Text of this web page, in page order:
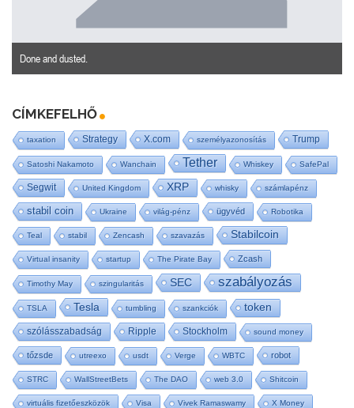
Done and dusted.
CÍMKEFELHŐ
taxation Strategy X.com személyazonosítás Trump
Satoshi Nakamoto Wanchain Tether Whiskey SafePal
Segwit United Kingdom XRP whisky számlapénz
stabil coin Ukraine világ-pénz ügyvéd Robotika
Teal stabil Zencash szavazás Stabilcoin
Virtual insanity startup The Pirate Bay Zcash
Timothy May szingularitás SEC szabályozás
TSLA Tesla tumbling szankciók token
szólásszabadság Ripple Stockholm sound money
tőzsde utreexo usdt Verge WBTC robot
STRC WallStreetBets The DAO web 3.0 Shitcoin
virtuális fizetőeszközök Visa Vivek Ramaswamy X Money